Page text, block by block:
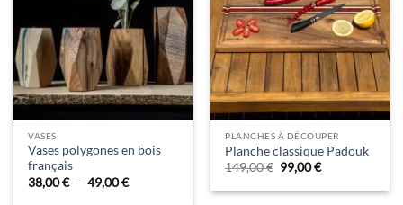
VASES
Vases polygones en bois
français
38,00€ – 49,00€Plage
PLANCHES À DÉCOUPER
Planche classique Padouk
149,00€ Le
prix
initial
99,00€Le
actuel